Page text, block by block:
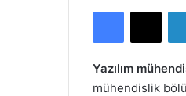
Facebook
X
Yazılım
mühendislik